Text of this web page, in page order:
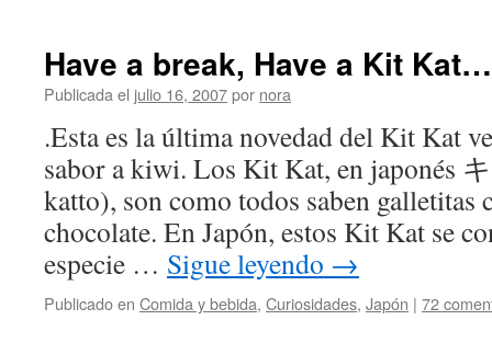
Have a break, Have a Kit
Publicada el julio 16, 2007por nora
.Esta es la última novedad del Kit Kat
sabor a kiwi. Los Kit Kat, en japonés
katto), son como todos saben galletitas
chocolate. En Japón, estos Kit Kat se
especie … Sigue leyendo →
Publicado en Comida y bebida, Curiosidades, Japón | 72